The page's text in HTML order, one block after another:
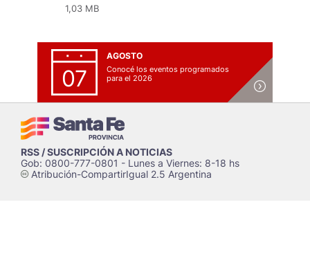
1,03 MB
07
AGOSTO
Conocé los eventos programados
para el 2026
RSS / SUSCRIPCIÓN A NOTICIAS
Gob: 0800-777-0801 - Lunes a Viernes: 8-18 hs
cAtribución-CompartirIgual 2.5 Argentina